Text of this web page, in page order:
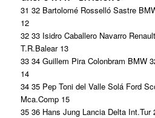
31 32 Bartolomé Rosselló Sastre
12
32 33 Isidro Caballero Navarro
T.R.Balear 13
33 34 Guillem Pira Colonbram BMW
14
34 35 Pep Toni del Valle Solá Ford
Mca.Comp 15
35 36 Hans Jung Lancia Delta Int.Tur